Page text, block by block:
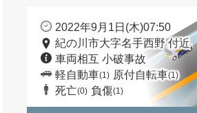
2022年9月1日(木)07:50
紀の川市大字名手西野 付近
車両相互 小破事故
軽自動車(1) 原付自転車(1)
死亡(0) 負傷(1)